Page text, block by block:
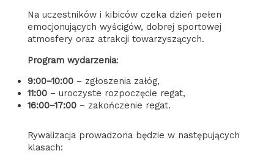
Na uczestników i kibiców czeka dzień pełen
emocjonujących wyścigów, dobrej sportowej
atmosfery oraz atrakcji towarzyszących.
Program wydarzenia:
9:00–10:00– zgłoszenia załóg,
11:00– uroczyste rozpoczęcie regat,
16:00–17:00– zakończenie regat.
Rywalizacja prowadzona będzie w następujących
klasach: